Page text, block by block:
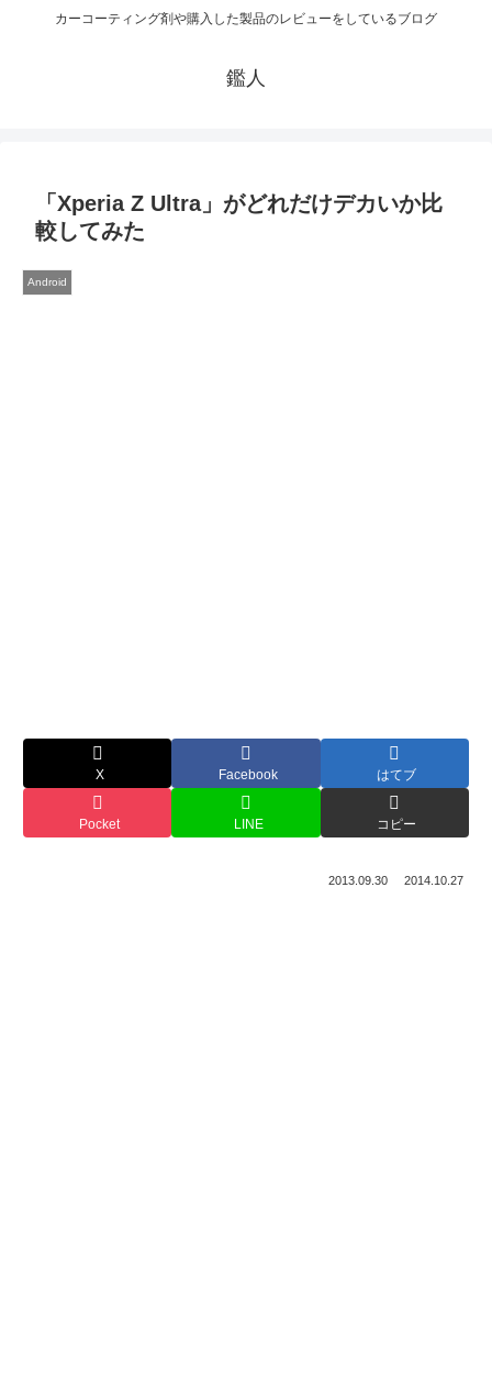
カーコーティング剤や購入した製品のレビューをしているブログ
鑑人
「Xperia Z Ultra」がどれだけデカいか比
較してみた
Android
X Facebook はてブ
Pocket LINE コピー
2013.09.30 2014.10.27